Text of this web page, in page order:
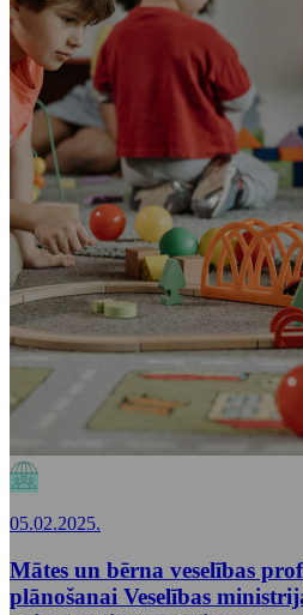
05.02.2025.
Mātes un bērna veselības
plānošanai Veselības